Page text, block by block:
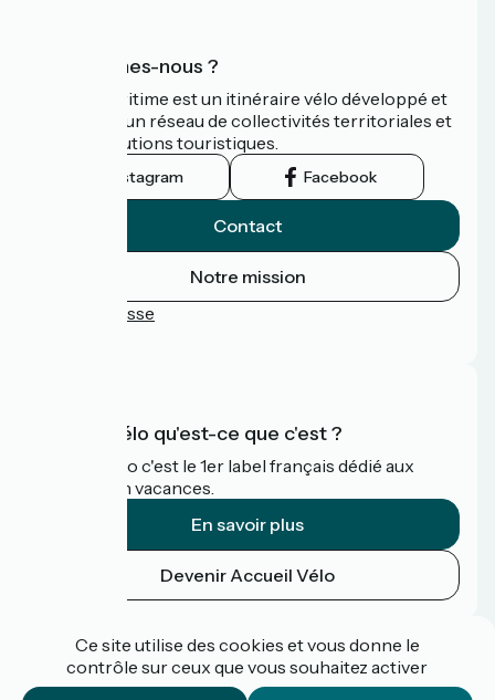
Qui sommes-nous ?
La Vélomaritime est un itinéraire vélo développé et
promu par un réseau de collectivités territoriales et
leurs institutions touristiques.
Instagram Facebook
Contact
Notre mission
Espace Presse
Accueil Vélo qu'est-ce que c'est ?
Accueil Vélo c'est le 1er label français dédié aux
cyclistes en vacances.
En savoir plus
Devenir Accueil Vélo
Ce site utilise des cookies et vous donne le
contrôle sur ceux que vous souhaitez activer